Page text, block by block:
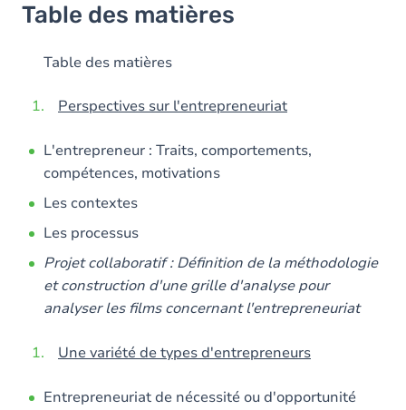
Table des matières
Table des matières
Perspectives sur l'entrepreneuriat
L'entrepreneur : Traits, comportements,
compétences, motivations
Les contextes
Les processus
Projet collaboratif : Définition de la méthodologie
et construction d'une grille d'analyse pour
analyser les films concernant l'entrepreneuriat
Une variété de types d'entrepreneurs
Entrepreneuriat de nécessité ou d'opportunité